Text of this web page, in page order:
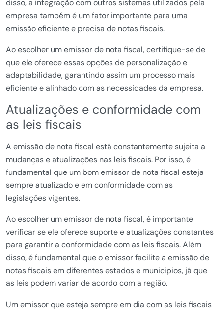
disso, a integração com outros sistemas utilizados pela
empresa também é um fator importante para uma
emissão eficiente e precisa de notas fiscais.
Ao escolher um emissor de nota fiscal, certifique-se de
que ele oferece essas opções de personalização e
adaptabilidade, garantindo assim um processo mais
eficiente e alinhado com as necessidades da empresa.
Atualizações e conformidade com
as leis fiscais
A emissão de nota fiscal está constantemente sujeita a
mudanças e atualizações nas leis fiscais. Por isso, é
fundamental que um bom emissor de nota fiscal esteja
sempre atualizado e em conformidade com as
legislações vigentes.
Ao escolher um emissor de nota fiscal, é importante
verificar se ele oferece suporte e atualizações constantes
para garantir a conformidade com as leis fiscais. Além
disso, é fundamental que o emissor facilite a emissão de
notas fiscais em diferentes estados e municípios, já que
as leis podem variar de acordo com a região.
Um emissor que esteja sempre em dia com as leis fiscais